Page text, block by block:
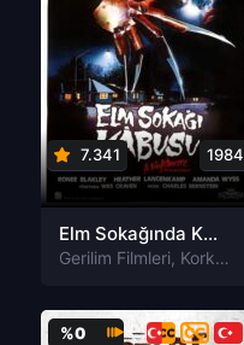
7.341 1984
Elm Sokağında Kâbus A Nightmare on Elm Street Tr Dublaj izle
Gerilim Filmleri, Korku Filmleri
%0